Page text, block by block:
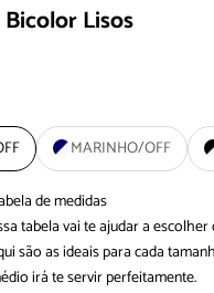
Lisos
MARINHO/OFF
de medidas
tabela vai te ajudar a
são as ideais para cada
irá te servir perfeitamente.